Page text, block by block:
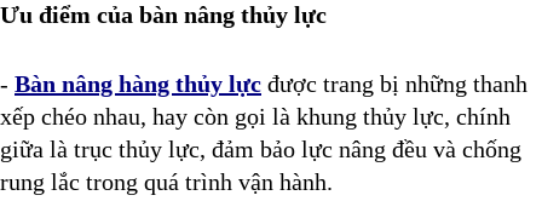
Ưu điểm của bàn nâng thủy lực
- Bàn nâng hàng thủy lực được trang bị những thanh
xếp chéo nhau, hay còn gọi là khung thủy lực, chính
giữa là trục thủy lực, đảm bảo lực nâng đều và chống
rung lắc trong quá trình vận hành.